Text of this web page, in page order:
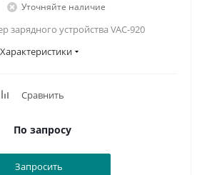
Уточняйте наличие
зарядного устройства VAC-920
Характеристики
Сравнить
По запросу
Запросить